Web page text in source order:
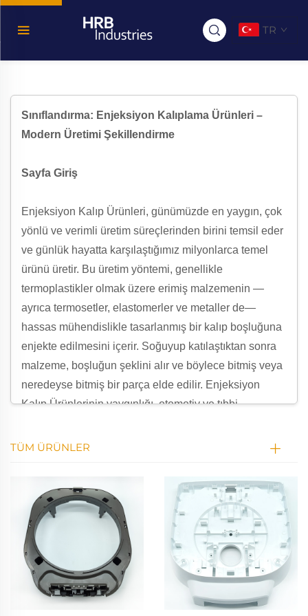
TR
Sınıflandırma: Enjeksiyon Kalıplama Ürünleri –
Modern Üretimi Şekillendirme
Sayfa Giriş
Enjeksiyon Kalıp Ürünleri, günümüzde en yaygın, çok
yönlü ve verimli üretim süreçlerinden birini temsil eder
ve günlük hayatta karşılaştığımız milyonlarca temel
ürünü üretir. Bu üretim yöntemi, genellikle
termoplastikler olmak üzere erimiş malzemenin —
ayrıca termosetler, elastomerler ve metaller de—
hassas mühendislikle tasarlanmış bir kalıp boşluğuna
enjekte edilmesini içerir. Soğuyup katılaştıktan sonra
malzeme, boşluğun şeklini alır ve böylece bitmiş veya
neredeyse bitmiş bir parça elde edilir. Enjeksiyon
Kalıp Ürünlerinin yaygınlığı, otomotiv ve tıbbi
kadar neredeyse her sektördeki kritik rollerinin bir
doğruluk, dayanıklılık ve tutarlılık açısından sıkı
gereksinimleri karşılayan karmaşık, yüksek hacimli ve
tekrarlanabilir bileşenlerdir. Enjeksiyon Kalıp
Ürünlerinin üretimi, gelişmiş mühendislik, malzeme
bilimi ve titiz tasarımın bir sentezidir ve bu sayede
karmaşık cerrahi parçalardan dayanıklı otomotiv
dişlilerine ve telefonlarımızdaki bilgisayarlarımızdaki
TÜM ÜRÜNLER